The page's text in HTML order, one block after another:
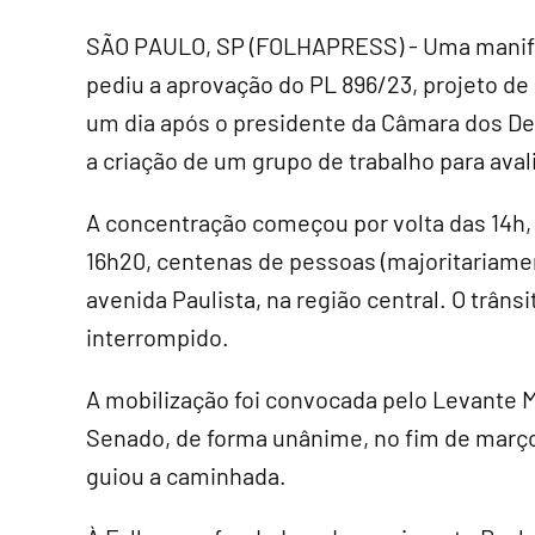
SÃO PAULO, SP (FOLHAPRESS) - Uma
pediu a aprovação do PL 896/23, projeto
um dia após o presidente da Câmara dos
a criação de um grupo de trabalho para
A concentração começou por volta das
16h20, centenas de pessoas
avenida Paulista, na região central. O
interrompido.
A mobilização foi convocada pelo Levante
Senado, de forma unânime, no fim de
guiou a caminhada.